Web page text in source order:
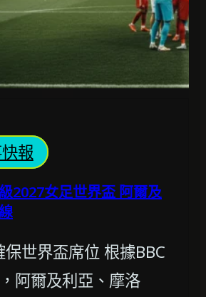
報
2027女足世界盃 阿爾及
世界盃席位 根據BBC
阿爾及利亞、摩洛